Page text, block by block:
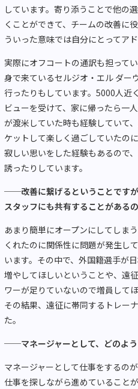
しています。寄り添うことで他の
くことができて、チームの改善に
ういった意味では自分にとってア
実際にオフコートの通訳も担って
身で来ているセルジオ・エル ダー
行ったりもしています。5000人近
ビューを受けて、家に帰ったら一
が渡米していた時も経験していて
ケットして楽しく過ごしていたの
寂しい思いをした経験もあるので
誘ったりしています。
──改善に繋げるということです
スタッフにも共有することがある
あまり簡単にオープンにしてしま
くれたのに関係性に問題が発生し
います。その中で、外国籍選手が
増やしてほしいということや、遠
ワーが足りていないので増員して
その結果、遠征に帯同するトレー
た。
──マネージャーとして、どのよ
マネージャーとして仕事をするの
仕事を探しながら進めていること